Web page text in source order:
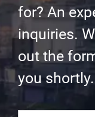
for? An
inquiries.
out the
you shortly.